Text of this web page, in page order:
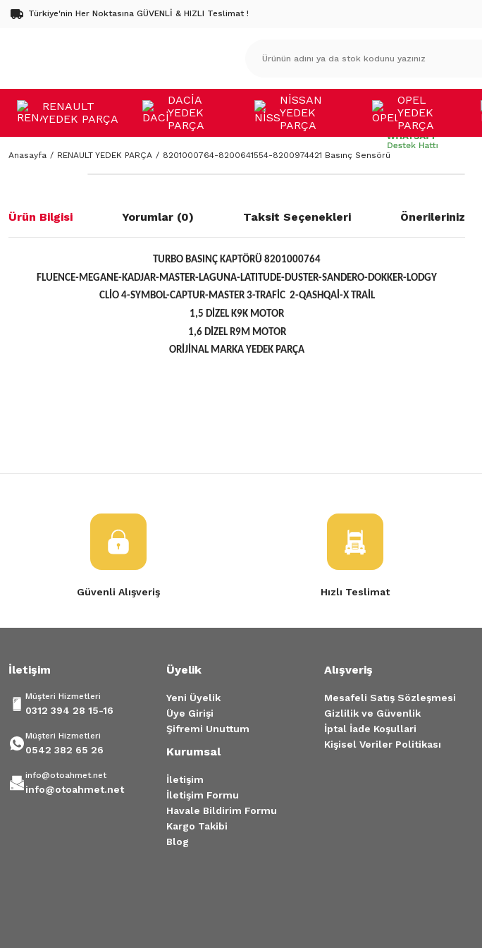
Türkiye'nin Her Noktasına GÜVENLİ & HIZLI Teslimat !
RENAULT
YEDEK PARÇA
DACİA
YEDEK
PARÇA
NİSSAN
YEDEK
PARÇA
OPEL
YEDEK
PARÇA
Anasayfa RENAULT YEDEK PARÇA 8201000764-8200641554-8200974421 Basınç Sensörü
Ürün Bilgisi Yorumlar (0) Taksit Seçenekleri Önerileriniz
TURBO BASINÇ KAPTÖRÜ 8201000764
FLUENCE-MEGANE-KADJAR-MASTER-LAGUNA-LATITUDE-DUSTER-SANDERO-DOKKER-LODGY
CLİO 4-SYMBOL-CAPTUR-MASTER 3-TRAFİC 2-QASHQAİ-X TRAİL
1,5 DİZEL K9K MOTOR
1,6 DİZEL R9M MOTOR
ORİJİNAL MARKA YEDEK PARÇA
Ürün açıklamasında eksik bilgiler bulunuyor.
Ürün bilgilerinde hatalar bulunuyor.
Ürün fiyatı diğer sitelerden daha pahalı.
Güvenli Alışveriş Hızlı Teslimat
İletişim
Müşteri Hizmetleri
0312 394 28 15-16
Müşteri Hizmetleri
0542 382 65 26
info@otoahmet.net
info@otoahmet.net
Üyelik
Yeni Üyelik
Üye Girişi
Şifremi Unuttum
Kurumsal
İletişim
İletişim Formu
Havale Bildirim Formu
Kargo Takibi
Blog
Alışveriş
Mesafeli Satış Sözleşmesi
Gizlilik ve Güvenlik
İptal İade Koşullari
Kişisel Veriler Politikası